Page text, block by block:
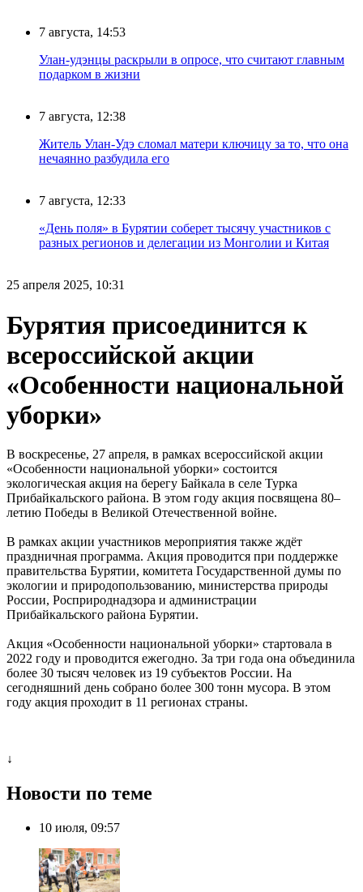
7 августа, 14:53
Улан-удэнцы раскрыли в опросе, что считают главным
подарком в жизни
7 августа, 12:38
Житель Улан-Удэ сломал матери ключицу за то, что она
нечаянно разбудила его
7 августа, 12:33
«День поля» в Бурятии соберет тысячу участников с
разных регионов и делегации из Монголии и Китая
25 апреля 2025, 10:31
Бурятия присоединится к
всероссийской акции
«Особенности национальной
уборки»
В воскресенье, 27 апреля, в рамках всероссийской акции
«Особенности национальной уборки» состоится
экологическая акция на берегу Байкала в селе Турка
Прибайкальского района. В этом году акция посвящена 80–
летию Победы в Великой Отечественной войне.
В рамках акции участников мероприятия также ждёт
праздничная программа. Акция проводится при поддержке
правительства Бурятии, комитета Государственной думы по
экологии и природопользованию, министерства природы
России, Росприроднадзора и администрации
Прибайкальского района Бурятии.
Акция «Особенности национальной уборки» стартовала в
2022 году и проводится ежегодно. За три года она объединила
более 30 тысяч человек из 19 субъектов России. На
сегодняшний день собрано более 300 тонн мусора. В этом
году акция проходит в 11 регионах страны.
↓
Новости по теме
10 июля, 09:57